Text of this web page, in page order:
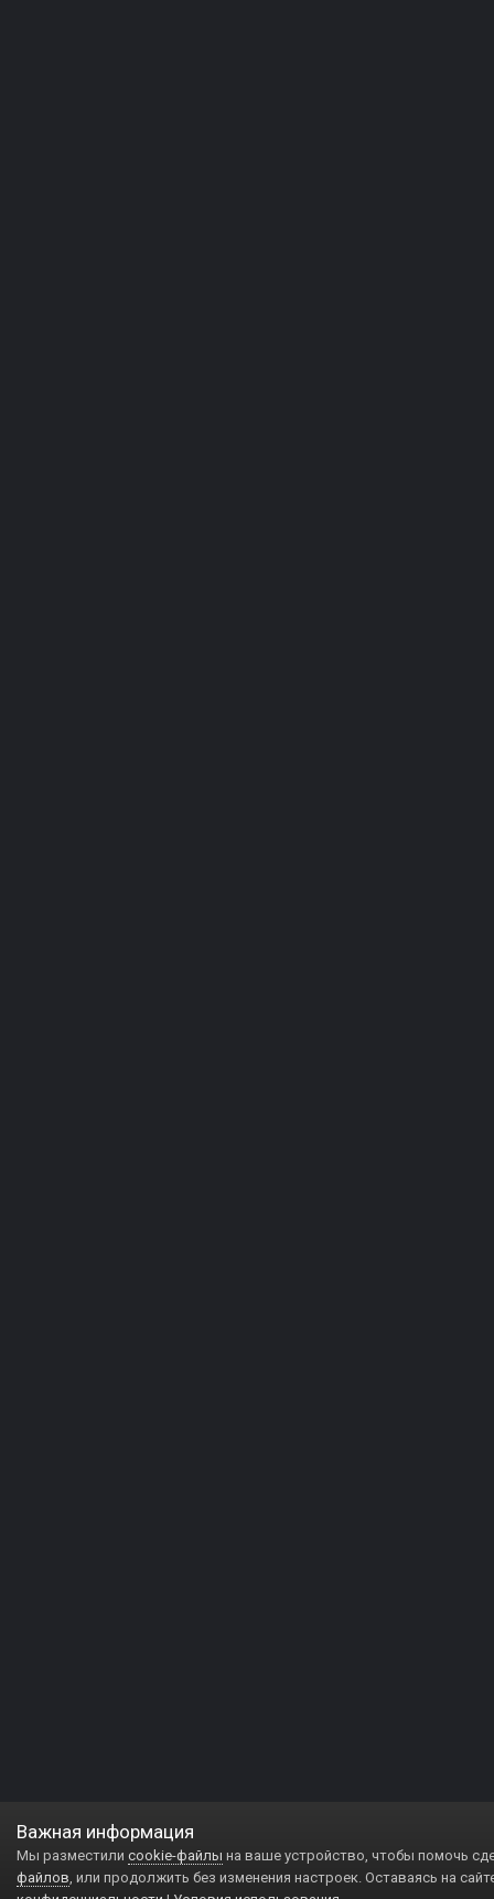
Важная информация
Мы разместили cookie-файлы на ваше устройство, чтобы помочь
файлов, или продолжить без изменения настроек. Оставаясь на